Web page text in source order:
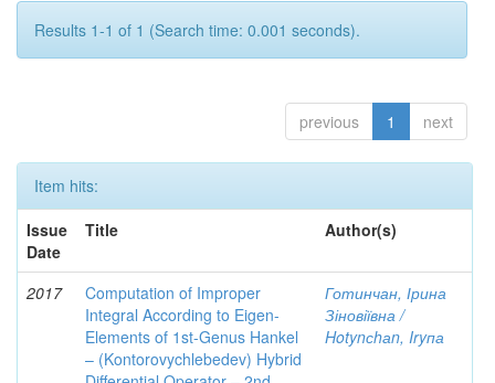
Results 1-1 of 1 (Search time: 0.001 seconds).
previous 1 next
Item hits:
Issue
Date
Title Author(s)
2017
Computation of Improper
Integral According to Eigen-
Elements of 1st-Genus Hankel
– (Kontorovychlebedev) Hybrid
Готинчан, Ірина
Зіновіївна /
Hotynсhаn, Iryпа